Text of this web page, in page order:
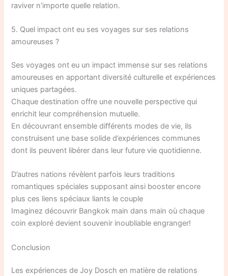
raviver n’importe quelle relation.
5. Quel impact ont eu ses voyages sur ses relations
amoureuses ?
Ses voyages ont eu un impact immense sur ses relations
amoureuses en apportant diversité culturelle et expériences
uniques partagées.
Chaque destination offre une nouvelle perspective qui
enrichit leur compréhension mutuelle.
En découvrant ensemble différents modes de vie, ils
construisent une base solide d’expériences communes
dont ils peuvent libérer dans leur future vie quotidienne.
D’autres nations révèlent parfois leurs traditions
romantiques spéciales supposant ainsi booster encore
plus ces liens spéciaux liants le couple
Imaginez découvrir Bangkok main dans main où chaque
coin exploré devient souvenir inoubliable engranger!
Conclusion
Les expériences de Joy Dosch en matière de relations